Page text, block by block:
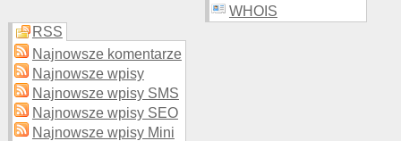
WHOIS
RSS
Najnowsze komentarze
Najnowsze wpisy
Najnowsze wpisy SMS
Najnowsze wpisy SEO
Najnowsze wpisy Mini